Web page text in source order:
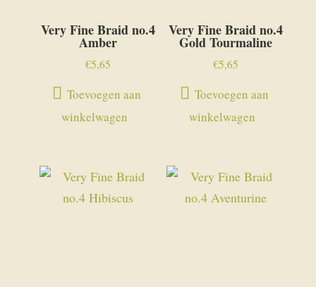
Very Fine Braid no.4
Amber
€5,65
Toevoegen aan
winkelwagen
Very Fine Braid no.4
Gold Tourmaline
€5,65
Toevoegen aan
winkelwagen